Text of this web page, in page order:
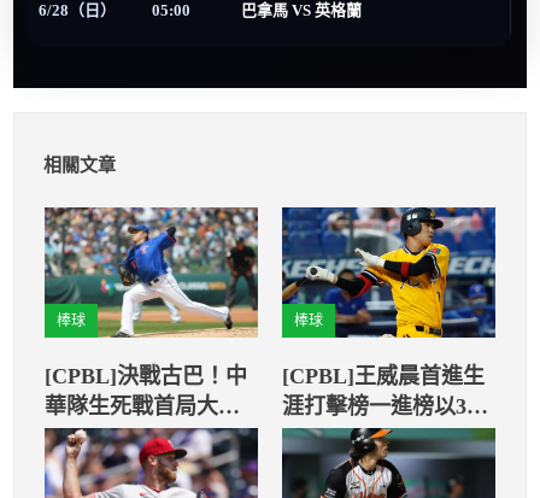
6/28（日） 05:00 巴拿馬 VS 英格蘭
相關文章
棒球
[CPBL]決戰古巴！中
華隊生死戰首局大失
血
棒球
[CPBL]王威晨首進生
涯打擊榜一進榜以3成
28名列第8